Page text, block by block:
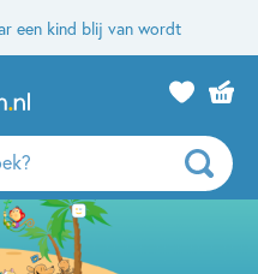
een kind blij van wordt